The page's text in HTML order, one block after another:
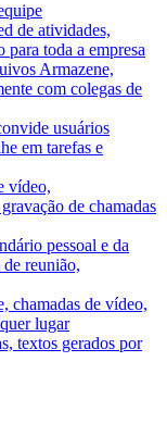
de atividades,
para toda a empresa
Armazene,
com colegas de
usuários
em tarefas e
vídeo,
de chamadas
pessoal e da
reunião,
chamadas de vídeo,
lugar
textos gerados por